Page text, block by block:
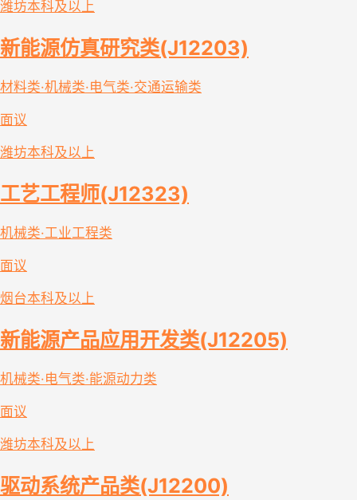
潍坊本科及以上
新能源仿真研究类(J12203)
材料类·机械类·电气类·交通运输类
面议
潍坊本科及以上
工艺工程师(J12323)
机械类·工业工程类
面议
烟台本科及以上
新能源产品应用开发类(J12205)
机械类·电气类·能源动力类
面议
潍坊本科及以上
驱动系统产品类(J12200)